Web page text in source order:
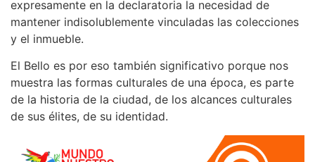
expresamente en la declaratoria la necesidad de
mantener indisolublemente vinculadas las colecciones
y el inmueble.
El Bello es por eso también significativo porque nos
muestra las formas culturales de una época, es parte
de la historia de la ciudad, de los alcances culturales
de sus élites, de su identidad.